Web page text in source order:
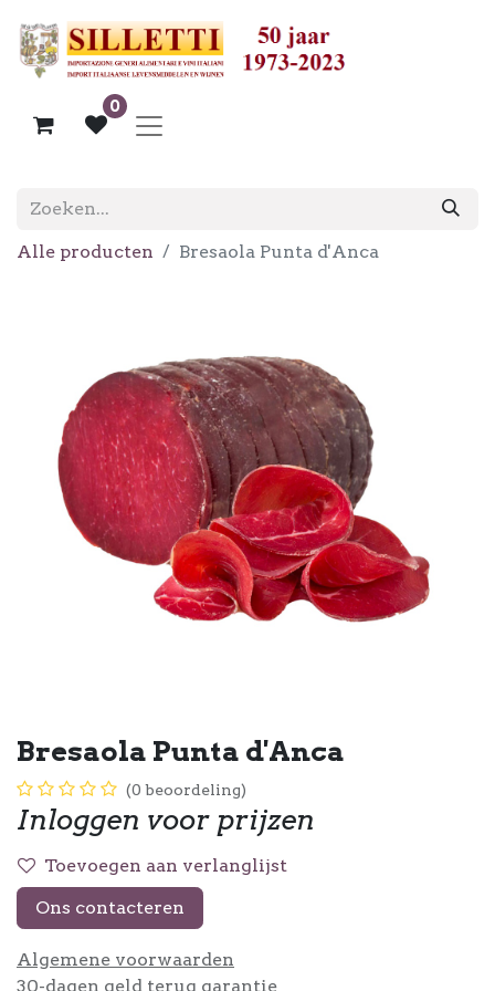
0
Alle producten Bresaola Punta d'Anca
Bresaola Punta d'Anca
(0 beoordeling)
Inloggen voor prijzen
Toevoegen aan verlanglijst
Ons contacteren
Algemene voorwaarden
30-dagen geld terug garantie